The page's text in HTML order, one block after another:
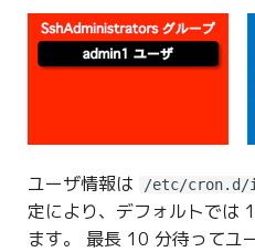
ユーザ情報は /etc/cron.d/
定により、デフォルトでは
ます。 最長 10 分待ってユ